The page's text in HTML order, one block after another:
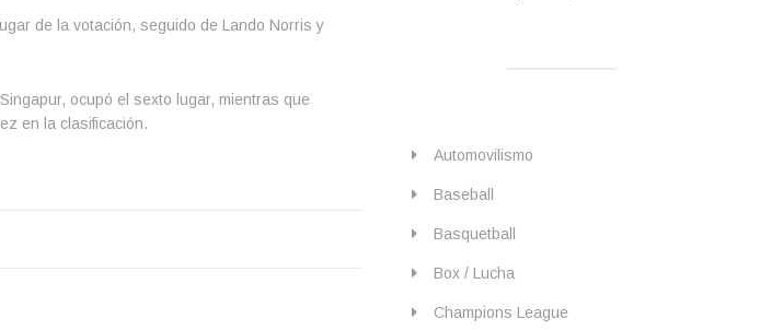
de la votación, seguido de Lando Norris y
ocupó el sexto lugar, mientras que
en la clasificación.
Automovilismo
Baseball
Basquetball
Box / Lucha
Champions League